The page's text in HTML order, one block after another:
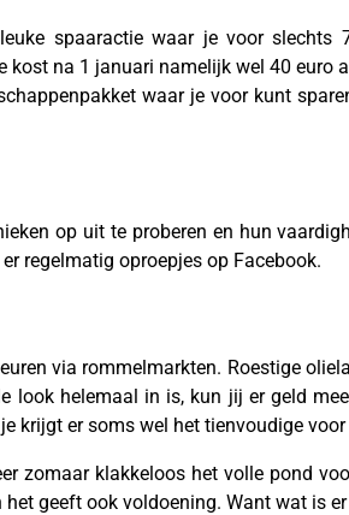
spaaractie waar je voor slechts
na 1 januari namelijk wel 40 euro
waar je voor kunt
op uit te proberen en hun
regelmatig oproepjes op Facebook.
via rommelmarkten. Roestige
helemaal in is, kun jij er geld
krijgt er soms wel het tienvoudige voor
zomaar klakkeloos het volle pond
geeft ook voldoening. Want wat is